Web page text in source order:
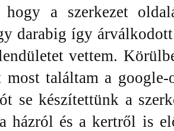
hogy a szerkezet
darabig így
vettem.
most találtam a
se készítettünk a
házról és a kertről is